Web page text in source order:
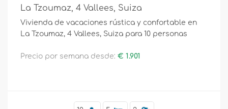
La Tzoumaz, 4 Vallees, Suiza
Vivienda de vacaciones rústica y confortable en
La Tzoumaz, 4 Vallees, Suiza para 10 personas
Precio por semana desde: € 1.901